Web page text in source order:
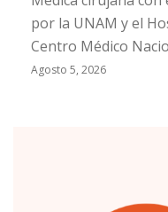
por la UNAM y el
Centro Médico
Certificada por el
Agosto 5, 2026